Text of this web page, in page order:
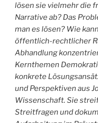
lösen sie vielmehr die
Narrative ab? Das
man es lösen? Wie
öffentlich-rechtlicher
Abhandlung
Kernthemen
konkrete
und Perspektiven aus
Wissenschaft. Sie
Streitfragen und